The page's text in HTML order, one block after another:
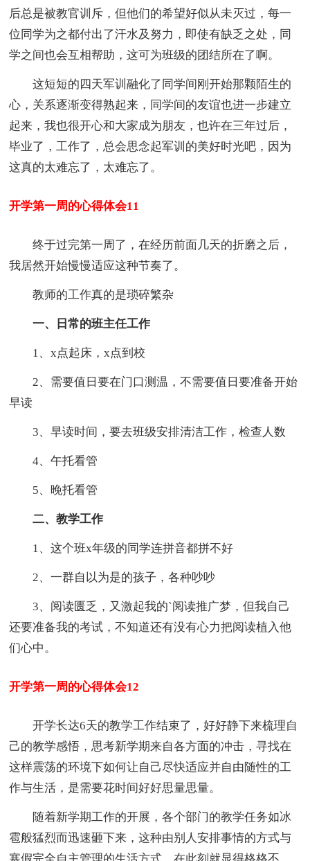
后总是被教官训斥，但他们的希望好似从未灭过，每一
位同学为之都付出了汗水及努力，即使有缺乏之处，同
学之间也会互相帮助，这可为班级的团结所在了啊。
这短短的四天军训融化了同学间刚开始那颗陌生的
心，关系逐渐变得熟起来，同学间的友谊也进一步建立
起来，我也很开心和大家成为朋友，也许在三年过后，
毕业了，工作了，总会思念起军训的美好时光吧，因为
这真的太难忘了，太难忘了。
开学第一周的心得体会11
终于过完第一周了，在经历前面几天的折磨之后，
我居然开始慢慢适应这种节奏了。
教师的工作真的是琐碎繁杂
一、日常的班主任工作
1、x点起床，x点到校
2、需要值日要在门口测温，不需要值日要准备开始
早读
3、早读时间，要去班级安排清洁工作，检查人数
4、午托看管
5、晚托看管
二、教学工作
1、这个班x年级的同学连拼音都拼不好
2、一群自以为是的孩子，各种吵吵
3、阅读匮乏，又激起我的`阅读推广梦，但我自己
还要准备我的考试，不知道还有没有心力把阅读植入他
们心中。
开学第一周的心得体会12
开学长达6天的教学工作结束了，好好静下来梳理自
己的教学感悟，思考新学期来自各方面的冲击，寻找在
这样震荡的环境下如何让自己尽快适应并自由随性的工
作与生活，是需要花时间好好思量思量。
随着新学期工作的开展，各个部门的教学任务如冰
雹般猛烈而迅速砸下来，这种由别人安排事情的方式与
寒假完全自主管理的生活方式，在此刻就显得格格不